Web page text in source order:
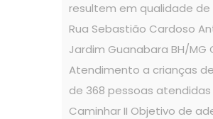
resultem em qualidade
Rua Sebastião Cardoso
Jardim Guanabara BH/MG
Atendimento a crianças
de 368 pessoas atendidas
Caminhar II Objetivo de